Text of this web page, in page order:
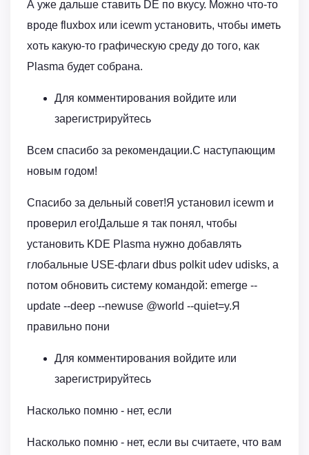
А уже дальше ставить DE по вкусу. Можно что-то
вроде fluxbox или icewm установить, чтобы иметь
хоть какую-то графическую среду до того, как
Plasma будет собрана.
Для комментирования войдите или
зарегистрируйтесь
Всем спасибо за рекомендации.С наступающим
новым годом!
Спасибо за дельный совет!Я установил icewm и
проверил его!Дальше я так понял, чтобы
установить KDE Plasma нужно добавлять
глобальные USE-флаги dbus polkit udev udisks, а
потом обновить систему командой: emerge --
update --deep --newuse @world --quiet=y.Я
правильно пони
Для комментирования войдите или
зарегистрируйтесь
Насколько помню - нет, если
Насколько помню - нет, если вы считаете, что вам